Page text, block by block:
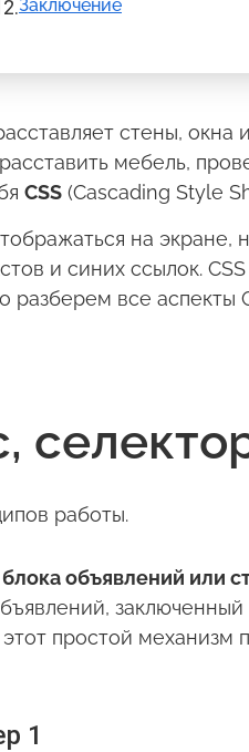
Заключение
стены,
мебель,
CSS (Cascading Style
на экране,
и синих ссылок.
все аспекты
работы.
блока объявлений или
простой механизм
1